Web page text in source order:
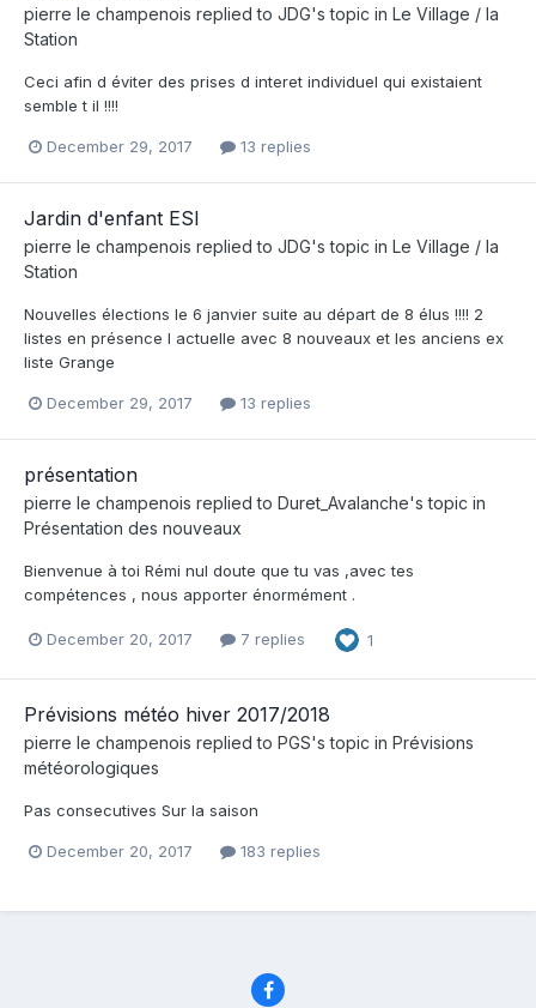
pierre le champenois replied to JDG's topic in Le Village / la
Station
Ceci afin d éviter des prises d interet individuel qui existaient
semble t il !!!!
December 29, 2017 13 replies
Jardin d'enfant ESI
pierre le champenois replied to JDG's topic in Le Village / la
Station
Nouvelles élections le 6 janvier suite au départ de 8 élus !!!! 2
listes en présence l actuelle avec 8 nouveaux et les anciens ex
liste Grange
December 29, 2017 13 replies
présentation
pierre le champenois replied to Duret_Avalanche's topic in
Présentation des nouveaux
Bienvenue à toi Rémi nul doute que tu vas ,avec tes
compétences , nous apporter énormément .
December 20, 2017 7 replies 1
Prévisions météo hiver 2017/2018
pierre le champenois replied to PGS's topic in Prévisions
météorologiques
Pas consecutives Sur la saison
December 20, 2017 183 replies